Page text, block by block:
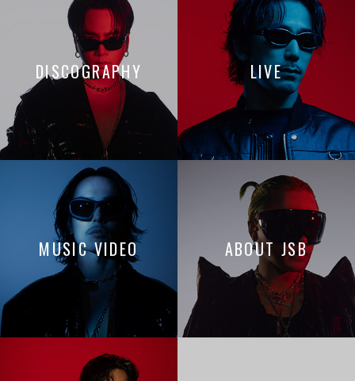
DISCOGRAPHY LIVE
MUSIC VIDEO ABOUT JSB